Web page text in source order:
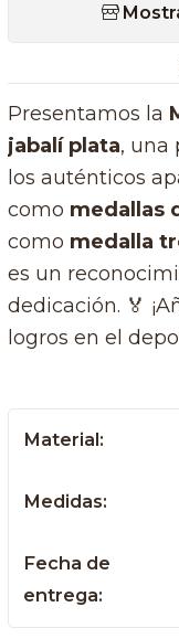
Presentamos la
jabalí plata, una
los auténticos
como medallas
como medalla
es un
dedicación. 🏅
logros en el
Material:
Medidas:
Fecha de
entrega: